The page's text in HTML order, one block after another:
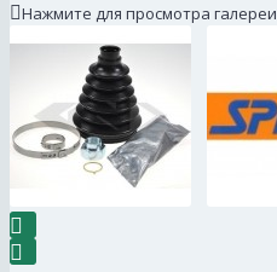
Нажмите для просмотра галереи